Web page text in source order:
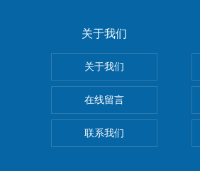
关于我们
关于我们
在线留言
联系我们